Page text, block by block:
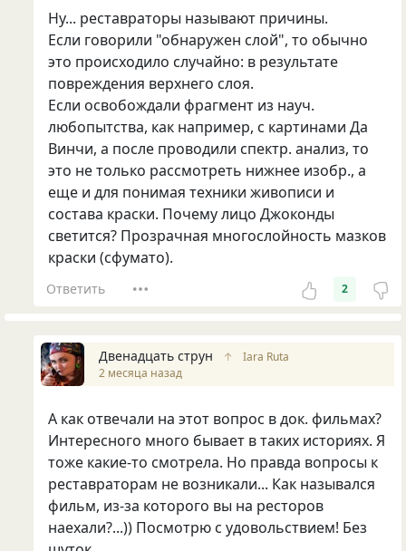
Ну... реставраторы называют причины.
Если говорили "обнаружен слой", то обычно
это происходило случайно: в результате
повреждения верхнего слоя.
Если освобождали фрагмент из науч.
любопытства, как например, с картинами Да
Винчи, а после проводили спектр. анализ, то
это не только рассмотреть нижнее изобр., а
еще и для понимая техники живописи и
состава краски. Почему лицо Джоконды
светится? Прозрачная многослойность мазков
краски (сфумато).
Ответить 2
Двенадцать струн ↑
Iara Ruta
2 месяца назад
А как отвечали на этот вопрос в док. фильмах?
Интересного много бывает в таких историях. Я
тоже какие-то смотрела. Но правда вопросы к
реставраторам не возникали... Как назывался
фильм, из-за которого вы на ресторов
наехали?...)) Посмотрю с удовольствием! Без